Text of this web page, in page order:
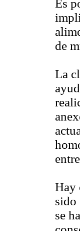
Es
de
La
Hay
sido
se